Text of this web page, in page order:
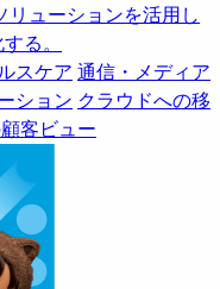
リューションを活用し
る。
スケア 通信・メディア
ション クラウドへの移
客ビュー